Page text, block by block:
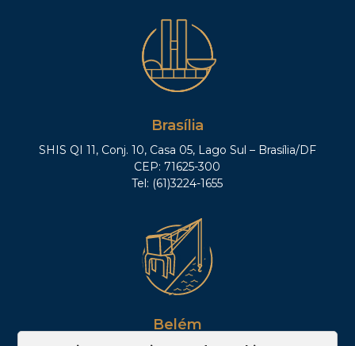
Brasília
SHIS QI 11, Conj. 10, Casa 05, Lago Sul – Brasília/DF
CEP: 71625-300
Tel: (61)3224-1655
Belém